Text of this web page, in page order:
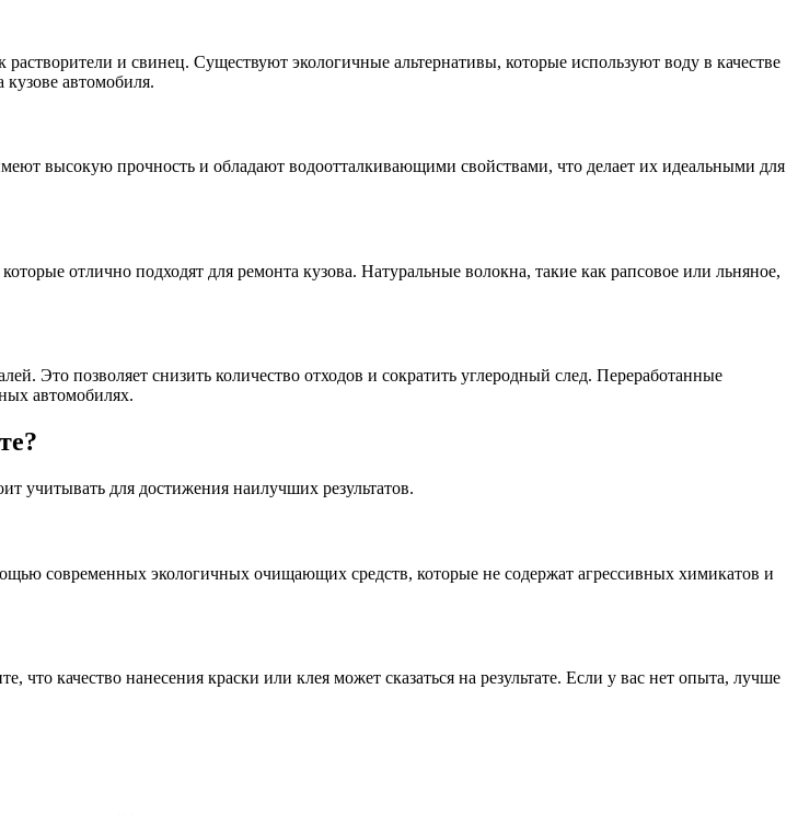
и свинец. Существуют экологичные альтернативы, которые используют воду в качестве
автомобиля.
высокую прочность и обладают водоотталкивающими свойствами, что делает их идеальными для
отлично подходят для ремонта кузова. Натуральные волокна, такие как рапсовое или льняное,
Это позволяет снизить количество отходов и сократить углеродный след. Переработанные
автомобилях.
учитывать для достижения наилучших результатов.
современных экологичных очищающих средств, которые не содержат агрессивных химикатов и
качество нанесения краски или клея может сказаться на результате. Если у вас нет опыта, лучше